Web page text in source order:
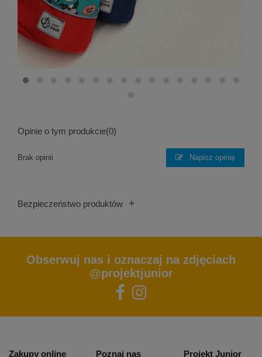
Opinie o tym produkcie(0)
Brak opinii Napisz opinię
Bezpieczeństwo produktów +
Obserwuj nas i oznaczaj na zdjęciach
@projektjunior
Zakupy online Poznaj nas Projekt Junior